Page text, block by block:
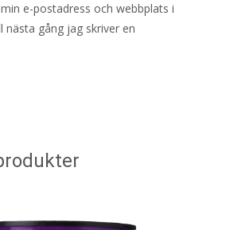
e-postadress och webbplats i
nästa gång jag skriver en